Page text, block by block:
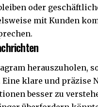
oder
mit Kunden
herauszuholen,
klare und präzise
besser zu